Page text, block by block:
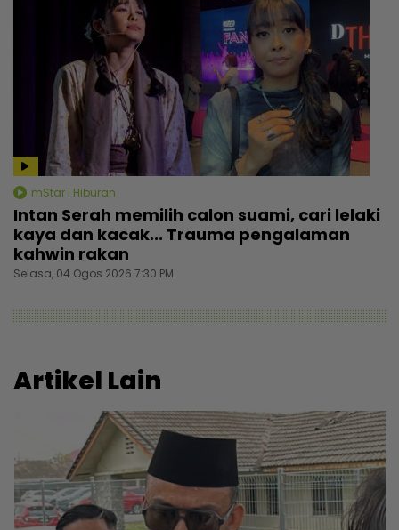
mStar | Hiburan
Intan Serah memilih calon suami, cari lelaki
kaya dan kacak... Trauma pengalaman
kahwin rakan
Selasa, 04 Ogos 2026 7:30 PM
Artikel Lain